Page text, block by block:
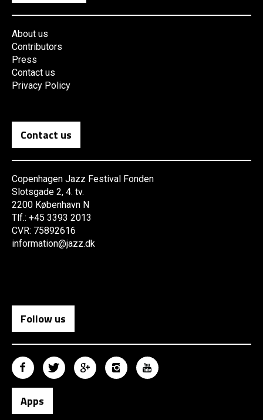
About us
Contributors
Press
Contact us
Privacy Policy
Contact us
Copenhagen Jazz Festival Fonden
Slotsgade 2, 4. tv.
2200 København N
Tlf.: +45 3393 2013
CVR: 75892616
information@jazz.dk
Follow us
Apps